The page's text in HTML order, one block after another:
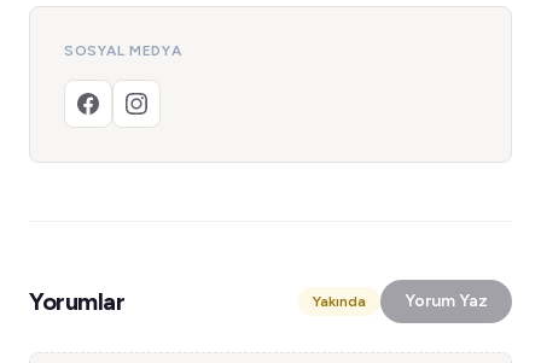
SOSYAL MEDYA
Yorumlar Yakında Yorum Yaz